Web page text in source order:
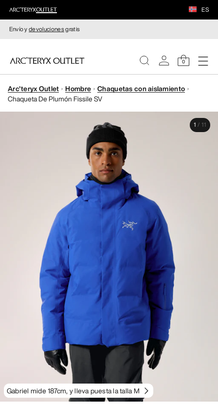
ES
Envío ydevolucionesgratis
0
MUJERE
Arc'teryx Outlet Hombre
Chaquetas con aislamiento
Chaqueta De Plumón Fissile SV
Gabriel mide 187cm, y lleva puesta la talla M
1 / 11